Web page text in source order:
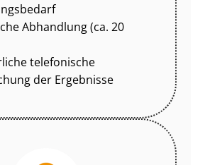
Abhandlung (ca. 20
telefonische
der Ergebnisse